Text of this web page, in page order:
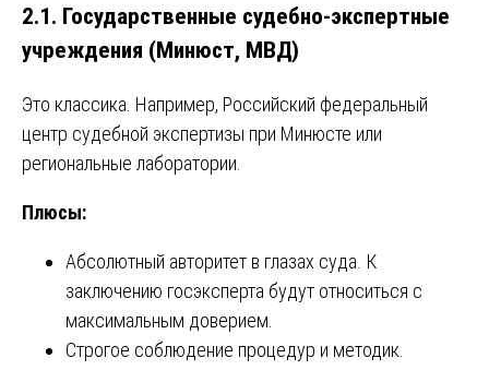
2.1. Государственные судебно-экспертные
учреждения (Минюст, МВД)
Это классика. Например, Российский федеральный
центр судебной экспертизы при Минюсте или
региональные лаборатории.
Плюсы:
Абсолютный авторитет в глазах суда. К
заключению госэксперта будут относиться с
максимальным доверием.
Строгое соблюдение процедур и методик.